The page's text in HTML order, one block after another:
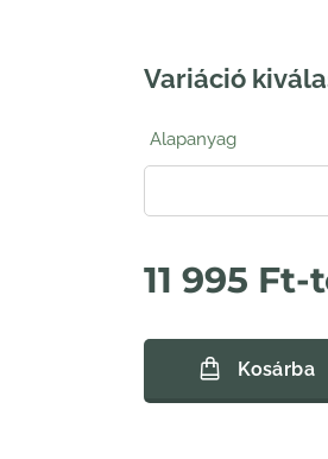
Variáció
Alapanyag
11 995 Ft-
Kosárba